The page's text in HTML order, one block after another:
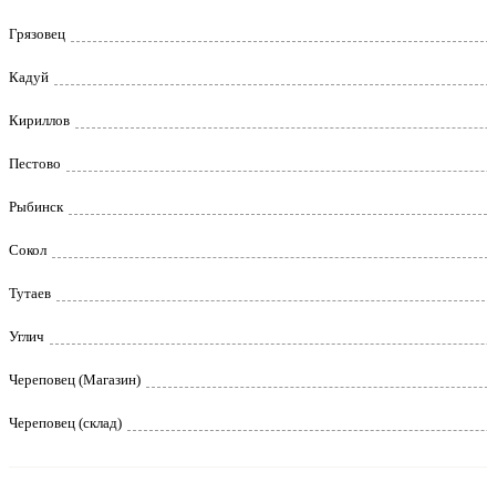
Грязовец
Кадуй
Кириллов
Пестово
Рыбинск
Сокол
Тутаев
Углич
Череповец (Магазин)
Череповец (склад)